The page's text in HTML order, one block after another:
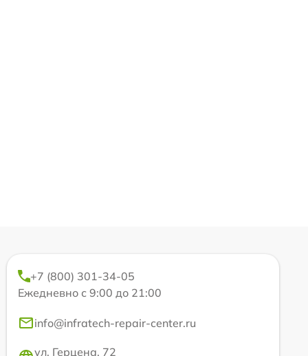
+7 (800) 301-34-05
Ежедневно с 9:00 до 21:00
info@infratech-repair-center.ru
ул. Герцена, 72